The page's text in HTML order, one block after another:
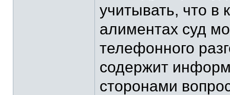
учитывать, что в
алиментах суд
телефонного
содержит
сторонами